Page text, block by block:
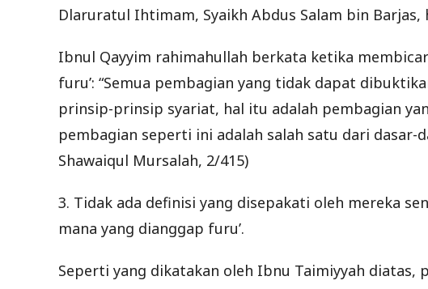
Dlaruratul Ihtimam, Syaikh Abdus Salam bin Barjas,
Ibnul Qayyim rahimahullah berkata ketika
furu’: “Semua pembagian yang tidak dapat
prinsip-prinsip syariat, hal itu adalah pembagian
pembagian seperti ini adalah salah satu dari dasar-
Shawaiqul Mursalah, 2/415)
3. Tidak ada definisi yang disepakati oleh mereka
mana yang dianggap furu’.
Seperti yang dikatakan oleh Ibnu Taimiyyah